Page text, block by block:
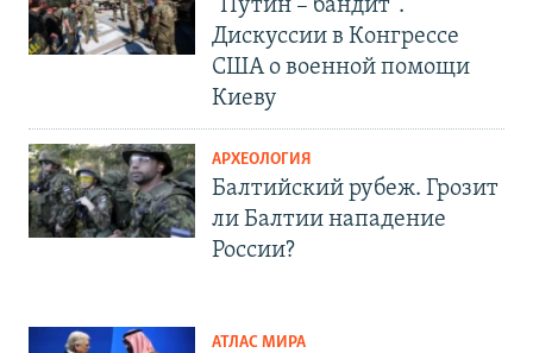
"Путин – бандит".
Дискуссии в Конгрессе
США о военной помощи
Киеву
АРХЕОЛОГИЯ
Балтийский рубеж. Грозит
ли Балтии нападение
России?
АТЛАС МИРА